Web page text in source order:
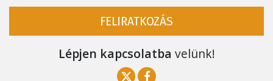
FELIRATKOZÁS
Lépjen kapcsolatba velünk!